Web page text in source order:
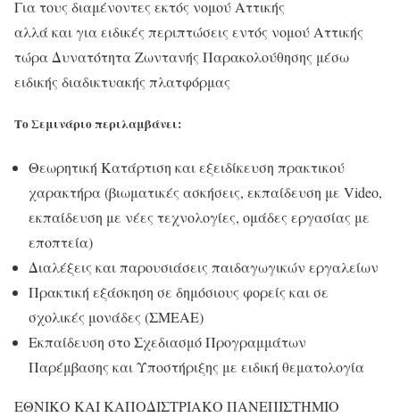
Για τους διαμένοντες εκτός νομού Αττικής
αλλά και για ειδικές περιπτώσεις εντός νομού Αττικής
τώρα Δυνατότητα Ζωντανής Παρακολούθησης μέσω
ειδικής διαδικτυακής πλατφόρμας
Το Σεμινάριο περιλαμβάνει:
Θεωρητική Κατάρτιση και εξειδίκευση πρακτικού
χαρακτήρα (βιωματικές ασκήσεις, εκπαίδευση με Video,
εκπαίδευση με νέες τεχνολογίες, ομάδες εργασίας με
εποπτεία)
Διαλέξεις και παρουσιάσεις παιδαγωγικών εργαλείων
Πρακτική εξάσκηση σε δημόσιους φορείς και σε
σχολικές μονάδες (ΣΜΕΑΕ)
Εκπαίδευση στο Σχεδιασμό Προγραμμάτων
Παρέμβασης και Υποστήριξης με ειδική θεματολογία
ΕΘΝΙΚΟ ΚΑΙ ΚΑΠΟΔΙΣΤΡΙΑΚΟ ΠΑΝΕΠΙΣΤΗΜΙΟ